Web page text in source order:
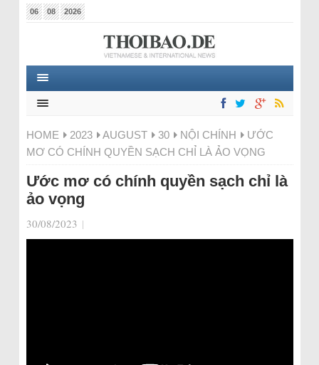
06 08 2026
HOME 2023 AUGUST 30 NỘI CHÍNH
ƯỚC
MƠ CÓ CHÍNH QUYỀN SẠCH CHỈ LÀ ẢO VỌNG
Ước mơ có chính quyền sạch chỉ là
ảo vọng
30/08/2023 |